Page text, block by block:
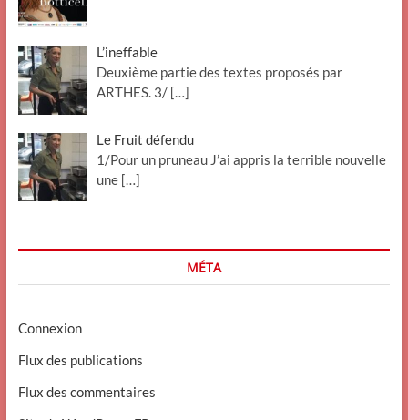
L’ineffable
Deuxième partie des textes proposés par
ARTHES. 3/ […]
Le Fruit défendu
1/Pour un pruneau J’ai appris la terrible nouvelle
une […]
MÉTA
Connexion
Flux des publications
Flux des commentaires